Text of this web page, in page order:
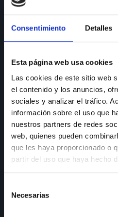
Consentimiento Detalles
Esta página web usa cookies
Las cookies de este sitio web
el contenido y los anuncios,
sociales y analizar el tráfico.
información sobre el uso que
nuestros partners de redes
web, quienes pueden
que les haya proporcionado o
partir del uso que haya hecho
Necesarias
CONSULTAS
91 690 96 63
Móvil:636 59 60 42
E-mail: info@nectali.com
SHOWROOM
Timanfaya, 15, 17 y 19
28970 Humanes de Madrid
Lunes a viernes: